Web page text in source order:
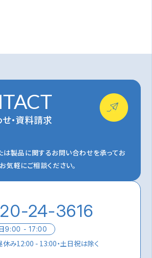
・資料請求
は製品に関するお問い合わせを承ってお
気軽にご相談ください。
24-3616
9:00 - 17:00
休み12:00 - 13:00・土日祝は除く